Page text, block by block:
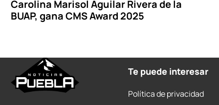
Carolina Marisol Aguilar Rivera de la
BUAP, gana CMS Award 2025
Te puede interesar
Política de privacidad